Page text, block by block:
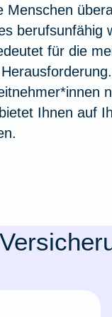
Rundum-
Jagd-
Jäger-
Zur
Zur
Menschen
berufsunfähig
für die
Ihnen auf